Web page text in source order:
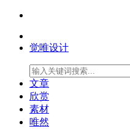
觉唯设计
文章
欣赏
素材
唯然